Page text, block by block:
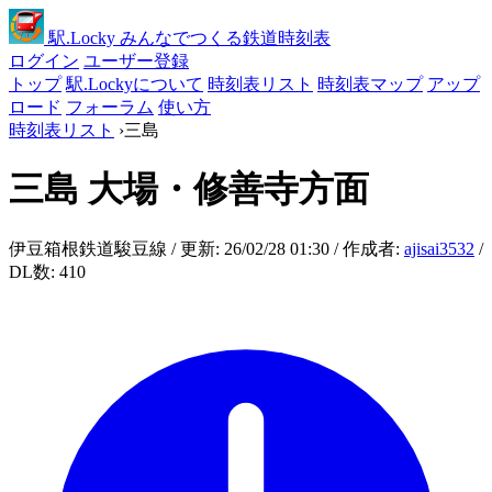
駅.Locky みんなでつくる鉄道時刻表
ログイン ユーザー登録
トップ 駅.Lockyについて 時刻表リスト 時刻表マップ アップ
ロード フォーラム 使い方
時刻表リスト ›三島
三島 大場・修善寺方面
伊豆箱根鉄道駿豆線 / 更新: 26/02/28 01:30 / 作成者: ajisai3532 /
DL数: 410